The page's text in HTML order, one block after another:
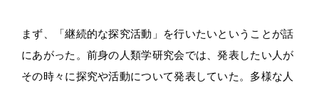
まず、「継続的な探究活動」を行いたいということが話
にあがった。前身の人類学研究会では、発表したい人が
その時々に探究や活動について発表していた。多様な人